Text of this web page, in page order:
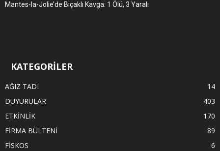
Mantes-la-Jolie’de Bıçaklı Kavga: 1 Ölü, 3 Yaralı
KATEGORİLER
AĞIZ TADI
14
DUYURULAR
403
ETKİNLİK
170
FİRMA BÜLTENİ
89
FİSKOS
6